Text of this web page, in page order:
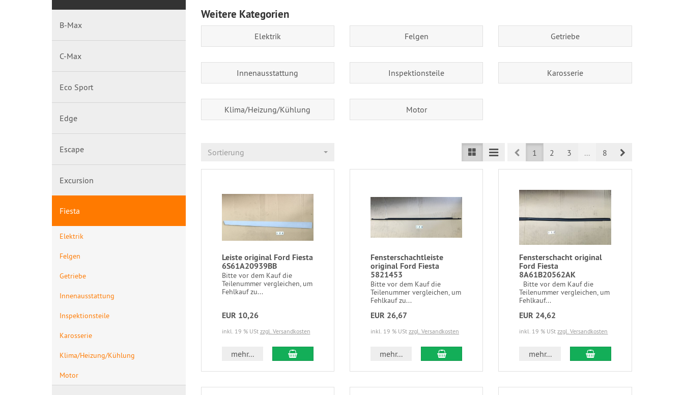
Weitere Kategorien
Elektrik Felgen Getriebe
Innenausstattung Inspektionsteile Karosserie
Klima/Heizung/Kühlung Motor
Sortierung Prev1 2 3 ... 8 Next
Leiste original Ford Fiesta
6S61A20939BB
Bitte vor dem Kauf die
Teilenummer vergleichen, um
Fehlkauf zu...
EUR 10,26
inkl. 19 % USt zzgl. Versandkosten
mehr...
Fensterschachtleiste
original Ford Fiesta
5821453
Bitte vor dem Kauf die
Teilenummer vergleichen, um
Fehlkauf zu...
EUR 26,67
inkl. 19 % USt zzgl. Versandkosten
mehr...
Fensterschacht original
Ford Fiesta
8A61B20562AK
Bitte vor dem Kauf die
Teilenummer vergleichen, um
Fehlkauf...
EUR 24,62
inkl. 19 % UStzzgl. Versandkosten
mehr...
B-Max
C-Max
Eco Sport
Edge
Escape
Excursion
Fiesta
Elektrik
Felgen
Getriebe
Innenausstattung
Inspektionsteile
Karosserie
Klima/Heizung/Kühlung
Motor